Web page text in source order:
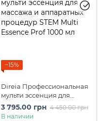
−15%
Direia Профессиональная
мульти эссенция для
массажа и аппаратных
процедур STEM Multi
3 795.00 грн 4 450.00 грн
В наличии